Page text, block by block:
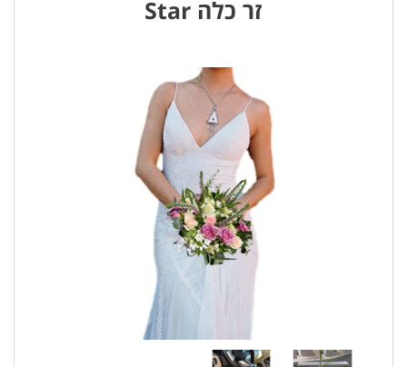
זר כלה Star